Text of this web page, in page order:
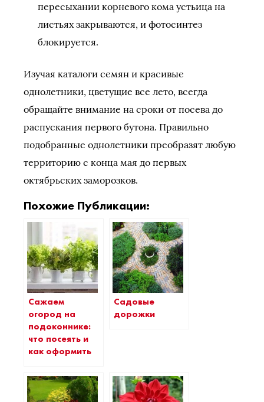
пересыхании корневого кома устьица на
листьях закрываются, и фотосинтез
блокируется.
Изучая каталоги семян и красивые
однолетники, цветущие все лето, всегда
обращайте внимание на сроки от посева до
распускания первого бутона. Правильно
подобранные однолетники преобразят любую
территорию с конца мая до первых
октябрьских заморозков.
Похожие Публикации:
Сажаем
огород на
подоконнике:
что посеять и
как оформить
Садовые
дорожки